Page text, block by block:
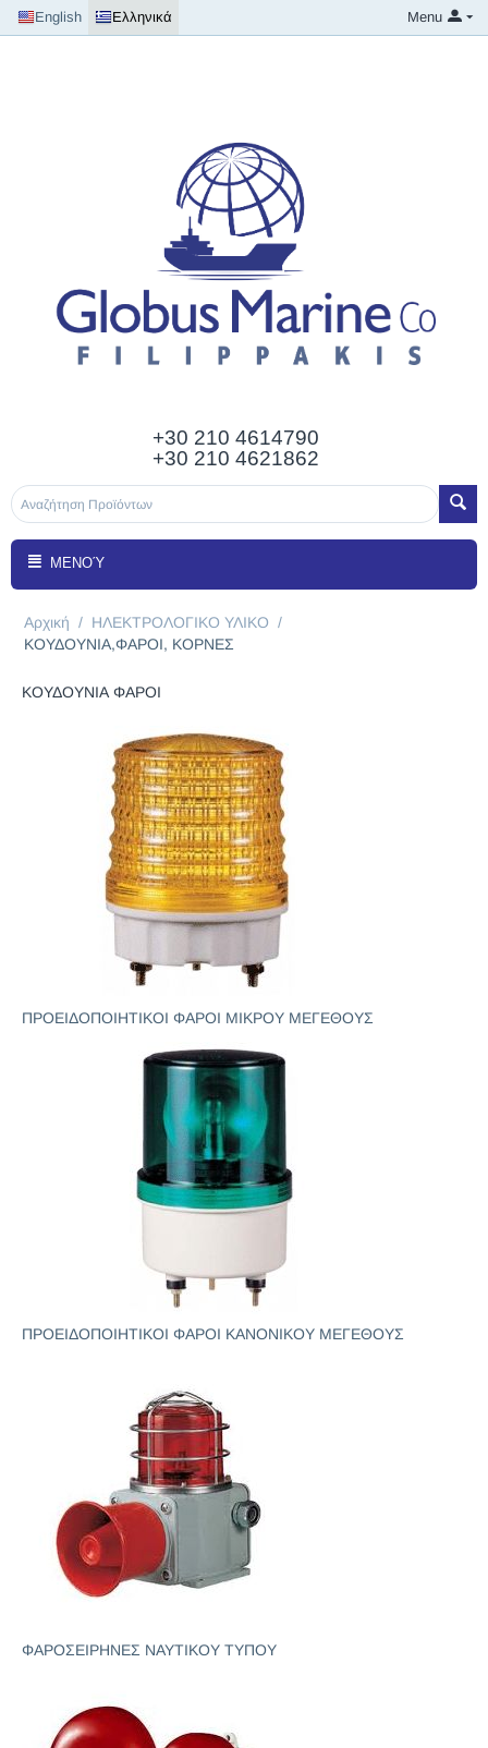
English Ελληνικά Menu
+30 210 4614790
+30 210 4621862
ΜΕΝΟΎ
Αρχική / ΗΛΕΚΤΡΟΛΟΓΙΚΟ ΥΛΙΚΟ /
ΚΟΥΔΟΥΝΙΑ,ΦΑΡΟΙ, KΟΡΝΕΣ
ΚΟΥΔΟΥΝΙΑ ΦΑΡΟΙ
ΠΡΟΕΙΔΟΠΟΙΗΤΙΚΟΙ ΦΑΡΟΙ ΜΙΚΡΟΥ ΜΕΓΕΘΟΥΣ
ΠΡΟΕΙΔΟΠΟΙΗΤΙΚΟΙ ΦΑΡΟΙ ΚΑΝΟΝΙΚΟΥ ΜΕΓΕΘΟΥΣ
ΦΑΡΟΣΕΙΡΗΝΕΣ ΝΑΥΤΙΚΟΥ ΤΥΠΟΥ